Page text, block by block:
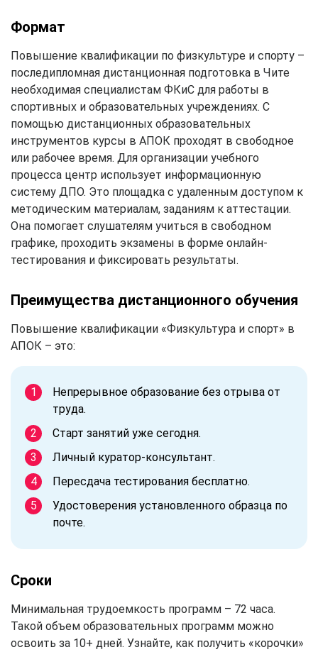
Формат
Повышение квалификации по физкультуре и спорту –
последипломная дистанционная подготовка в Чите
необходимая специалистам ФКиС для работы в
спортивных и образовательных учреждениях. С
помощью дистанционных образовательных
инструментов курсы в АПОК проходят в свободное
или рабочее время. Для организации учебного
процесса центр использует информационную
систему ДПО. Это площадка с удаленным доступом к
методическим материалам, заданиям к аттестации.
Она помогает слушателям учиться в свободном
графике, проходить экзамены в форме онлайн-
тестирования и фиксировать результаты.
Преимущества дистанционного обучения
Повышение квалификации «Физкультура и спорт» в
АПОК – это:
Непрерывное образование без отрыва от
труда.
Старт занятий уже сегодня.
Личный куратор-консультант.
Пересдача тестирования бесплатно.
Удостоверения установленного образца по
почте.
Сроки
Минимальная трудоемкость программ – 72 часа.
Такой объем образовательных программ можно
освоить за 10+ дней. Узнайте, как получить «корочки»